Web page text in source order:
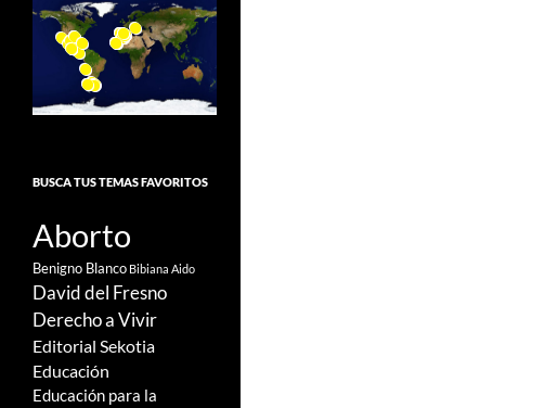
BUSCA TUS TEMAS FAVORITOS
Aborto
Benigno Blanco Bibiana Aido
David del Fresno
Derecho a Vivir
Editorial Sekotia
Educación
Educación para la